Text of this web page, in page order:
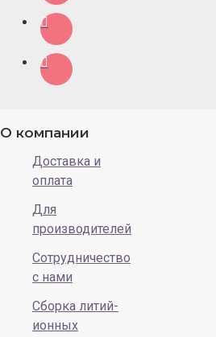
О компании
Доставка и
оплата
Для
производителей
Сотрудничество
с нами
Сборка литий-
ионных